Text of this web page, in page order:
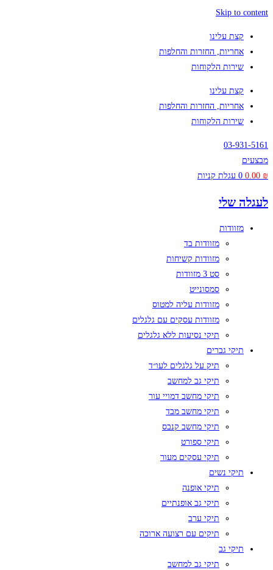
Skip to content
קצת עלינו
אחריות, החזרות והחלפות
שירות הלקוחות
קצת עלינו
אחריות, החזרות והחלפות
שירות הלקוחות
03-931-5161
מבצעים
0.00 ₪
0 עגלת קניות
לעגלה שלי
מזוודות
מזוודות בד
מזוודות קשיחות
סט 3 מזוודות
סמסונייט
מזוודות עליה למטוס
מזוודות עסקים עם גלגלים
תיקי נסיעות ללא גלגלים
תיקי גברים
תיק על גלגלים לעו״ד
תיקי גב למחשב
תיקי מחשב דמויי עור
תיקי מחשב מבד
תיקי מחשב קנבס
תיקי ספורט
תיקי עסקים מעור
תיקי נשים
תיקי אופנה
תיקי גב אופנתיים
תיקי ערב
תיקים עם רצועה ארוכה
תיקי גב
תיקי גב למחשב